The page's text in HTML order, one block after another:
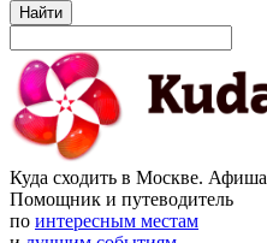
Найти
Куда сходить в Москве. Афиша
Помощник и путеводитель
по интересным местам